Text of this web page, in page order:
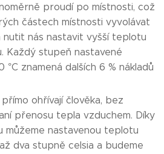
proudí po místnosti, což
částech místnosti vyvolávat
nutit nás nastavit vyšší teplotu
Každý stupeň nastavené
znamená dalších 6 % nákladů
ohřívají člověka, bez
přenosu tepla vzduchem. Díky
můžeme nastavenou teplotu
dva stupně celsia a budeme